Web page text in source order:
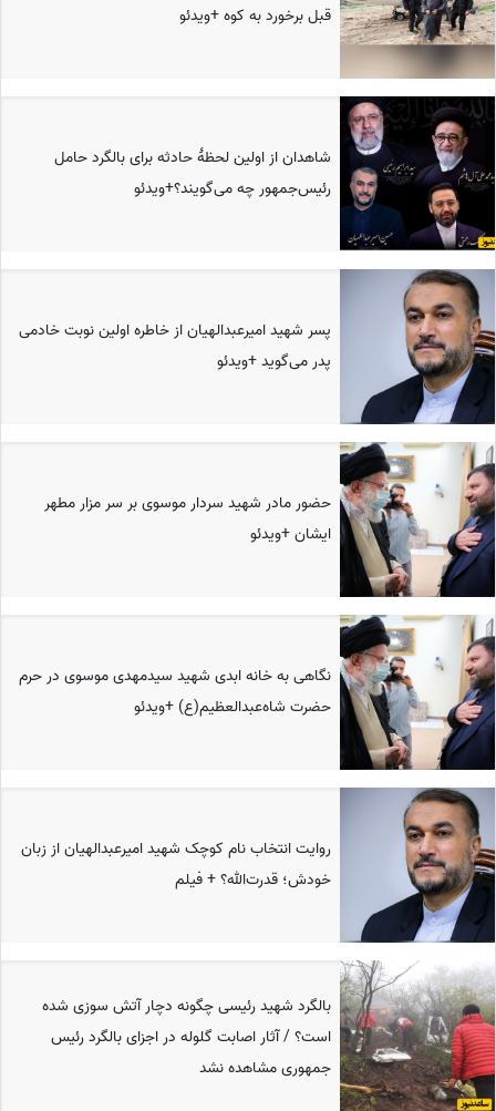
قبل برخورد به کوه +ویدئو
شاهدان از اولین لحظۀ حادثه برای بالگرد حامل
رئیس‌جمهور چه می‌گویند؟+ویدئو
پسر شهید امیرعبدالهیان از خاطره اولین نوبت خادمی
پدر می‌گوید +ویدئو
حضور مادر شهید سردار موسوی بر سر مزار مطهر
ایشان +ویدئو
نگاهی به خانه ابدی شهید سیدمهدی موسوی در حرم
حضرت شاه‌عبدالعظیم(ع) +ویدئو
روایت انتخاب نام کوچک شهید امیرعبدالهیان از زبان
خودش؛ قدرت‌الله؟ + فیلم
بالگرد شهید رئیسی چگونه دچار آتش سوزی شده
است؟ / آثار اصابت گلوله در اجزای بالگرد رئیس
جمهوری مشاهده نشد